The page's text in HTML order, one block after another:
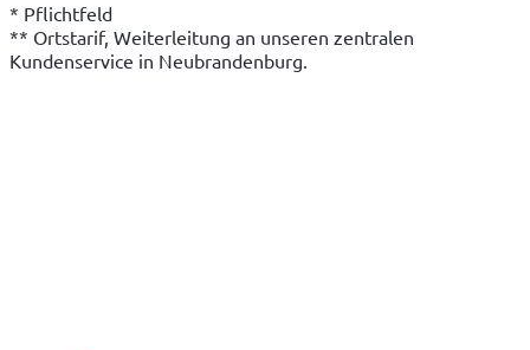
* Pflichtfeld
** Ortstarif, Weiterleitung an unseren zentralen
Kundenservice in Neubrandenburg.